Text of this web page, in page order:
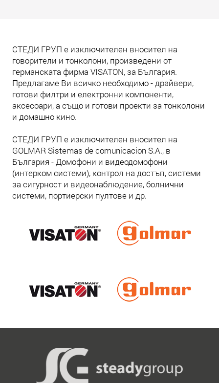
СТЕДИ ГРУП е изключителен вносител на
говорители и тонколони, произведени от
германската фирма VISATON, за България.
Предлагаме Ви всичко необходимо - драйвери,
готови филтри и електронни компоненти,
аксесоари, а също и готови проекти за тонколони
и домашно кино.
СТЕДИ ГРУП е изключителен вносител на
GOLMAR Sistemas de comunicacion S.A., в
България - Домофони и видеодомофони
(интерком системи), контрол на достъп, системи
за сигурност и видеонаблюдение, болнични
системи, портиерски пултове и др.